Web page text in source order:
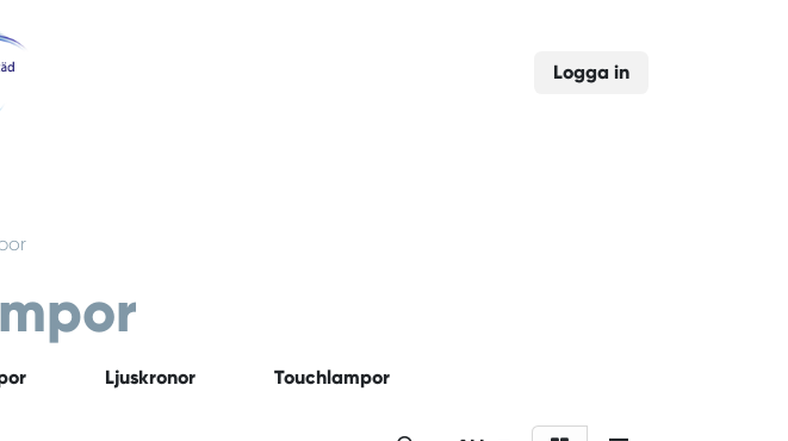
Logga in
Ljuskronor Touchlampor